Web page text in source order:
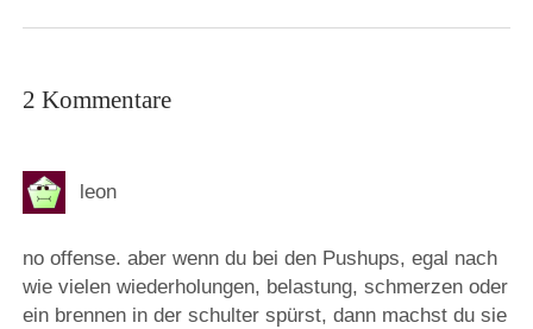
2 Kommentare
leon
no offense. aber wenn du bei den Pushups, egal nach
wie vielen wiederholungen, belastung, schmerzen oder
ein brennen in der schulter spürst, dann machst du sie